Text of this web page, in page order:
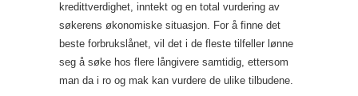
kredittverdighet, inntekt og en total vurdering av
søkerens økonomiske situasjon. For å finne det
beste forbrukslånet, vil det i de fleste tilfeller lønne
seg å søke hos flere långivere samtidig, ettersom
man da i ro og mak kan vurdere de ulike tilbudene.